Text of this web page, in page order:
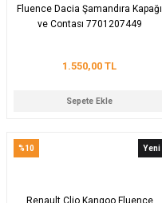
Fluence Dacia Şamandıra Kapağı
ve Contası 7701207449
1.550,00 TL
Sepete Ekle
%10 Yeni
Renault Clio Kangoo Fluence